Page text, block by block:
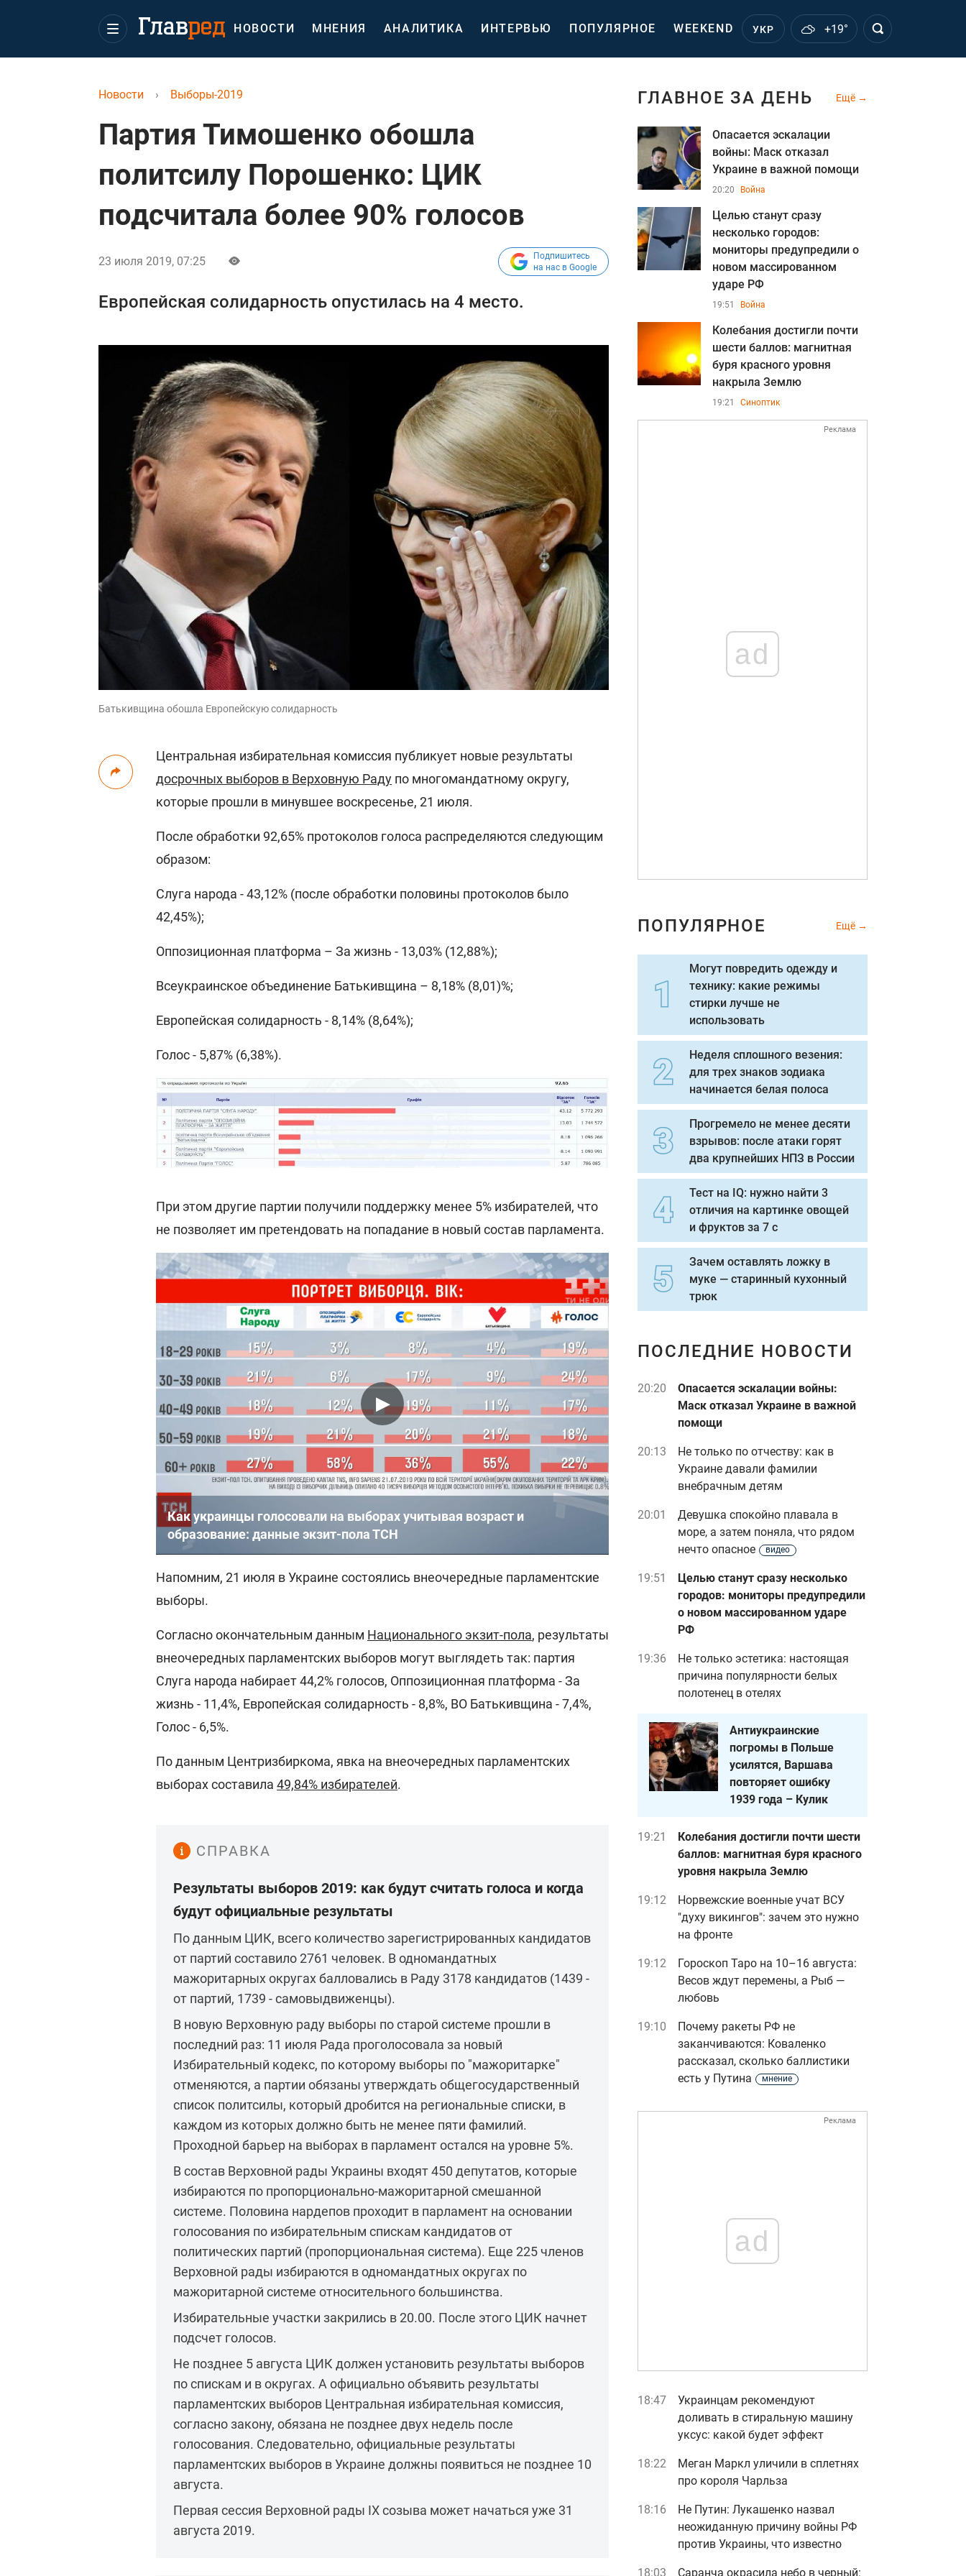
НОВОСТИ МНЕНИЯ АНАЛИТИКА ИНТЕРВЬЮ ПОПУЛЯРНОЕ WEEKEND УКР +19°
Новости › Выборы-2019
Партия Тимошенко обошла
политсилу Порошенко: ЦИК
подсчитала более 90% голосов
23 июля 2019, 07:25
Подпишитесь
на нас в Google
Европейская солидарность опустилась на 4 место.
Батькивщина обошла Европейскую солидарность
Центральная избирательная комиссия публикует новые результаты
досрочных выборов в Верховную Раду по многомандатному округу,
которые прошли в минувшее воскресенье, 21 июля.
После обработки 92,65% протоколов голоса распределяются следующим
образом:
Слуга народа - 43,12% (после обработки половины протоколов было
42,45%);
Оппозиционная платформа – За жизнь - 13,03% (12,88%);
Всеукраинское объединение Батькивщина – 8,18% (8,01)%;
Европейская солидарность - 8,14% (8,64%);
Голос - 5,87% (6,38%).
При этом другие партии получили поддержку менее 5% избирателей, что
не позволяет им претендовать на попадание в новый состав парламента.
Как украинцы голосовали на выборах учитывая возраст и
образование: данные экзит-пола ТСН
Напомним, 21 июля в Украине состоялись внеочередные парламентские
выборы.
Согласно окончательным данным Национального экзит-пола, результаты
внеочередных парламентских выборов могут выглядеть так: партия
Слуга народа набирает 44,2% голосов, Оппозиционная платформа - За
жизнь - 11,4%, Европейская солидарность - 8,8%, ВО Батькивщина - 7,4%,
Голос - 6,5%.
По данным Центризбиркома, явка на внеочередных парламентских
выборах составила 49,84% избирателей.
СПРАВКА
Результаты выборов 2019: как будут считать голоса и когда
будут официальные результаты
По данным ЦИК, всего количество зарегистрированных кандидатов
от партий составило 2761 человек. В одномандатных
мажоритарных округах балловались в Раду 3178 кандидатов (1439 -
от партий, 1739 - самовыдвиженцы).
В новую Верховную раду выборы по старой системе прошли в
последний раз: 11 июля Рада проголосовала за новый
Избирательный кодекс, по которому выборы по "мажоритарке"
отменяются, а партии обязаны утверждать общегосударственный
список политсилы, который дробится на региональные списки, в
каждом из которых должно быть не менее пяти фамилий.
Проходной барьер на выборах в парламент остался на уровне 5%.
В состав Верховной рады Украины входят 450 депутатов, которые
избираются по пропорционально-мажоритарной смешанной
системе. Половина нардепов проходит в парламент на основании
голосования по избирательным спискам кандидатов от
политических партий (пропорциональная система). Еще 225 членов
Верховной рады избираются в одномандатных округах по
мажоритарной системе относительного большинства.
Избирательные участки закрились в 20.00. После этого ЦИК начнет
подсчет голосов.
Не позднее 5 августа ЦИК должен установить результаты выборов
по спискам и в округах. А официально объявить результаты
парламентских выборов Центральная избирательная комиссия,
согласно закону, обязана не позднее двух недель после
голосования. Следовательно, официальные результаты
парламентских выборов в Украине должны появиться не позднее 10
августа.
Первая сессия Верховной рады IX созыва может начаться уже 31
августа 2019.
ГЛАВНОЕ ЗА ДЕНЬ Ещё
Опасается эскалации
войны: Маск отказал
Украине в важной помощи
20:20 Война
Целью станут сразу
несколько городов:
мониторы предупредили о
новом массированном
ударе РФ
19:51 Война
Колебания достигли почти
шести баллов: магнитная
буря красного уровня
накрыла Землю
19:21 Синоптик
Реклама
ad
ПОПУЛЯРНОЕ Ещё
Могут повредить одежду и
технику: какие режимы
стирки лучше не
использовать
Неделя сплошного везения:
для трех знаков зодиака
начинается белая полоса
Прогремело не менее десяти
взрывов: после атаки горят
два крупнейших НПЗ в России
Тест на IQ: нужно найти 3
отличия на картинке овощей
и фруктов за 7 с
Зачем оставлять ложку в
муке — старинный кухонный
трюк
ПОСЛЕДНИЕ НОВОСТИ
20:20
Опасается эскалации войны:
Маск отказал Украине в важной
помощи
20:13
Не только по отчеству: как в
Украине давали фамилии
внебрачным детям
20:01
Девушка спокойно плавала в
море, а затем поняла, что рядом
нечто опасное
видео
19:51
Целью станут сразу несколько
городов: мониторы предупредили
о новом массированном ударе
РФ
19:36
Не только эстетика: настоящая
причина популярности белых
полотенец в отелях
Антиукраинские
погромы в Польше
усилятся, Варшава
повторяет ошибку
1939 года – Кулик
19:21
Колебания достигли почти шести
баллов: магнитная буря красного
уровня накрыла Землю
19:12
Норвежские военные учат ВСУ
"духу викингов": зачем это нужно
на фронте
19:12
Гороскоп Таро на 10–16 августа:
Весов ждут перемены, а Рыб —
любовь
19:10
Почему ракеты РФ не
заканчиваются: Коваленко
рассказал, сколько баллистики
есть у Путина
мнение
Реклама
ad
18:47
Украинцам рекомендуют
доливать в стиральную машину
уксус: какой будет эффект
18:22
Меган Маркл уличили в сплетнях
про короля Чарльза
18:16
Не Путин: Лукашенко назвал
неожиданную причину войны РФ
против Украины, что известно
18:03 Саранча окрасила небо в черный: